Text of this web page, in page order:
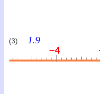
(3) 1.9